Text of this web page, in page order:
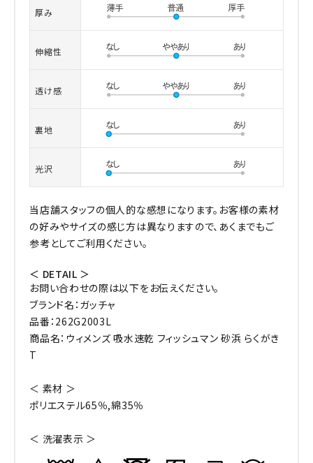
厚み
伸縮性
透け感
裏地
光沢
当店舗スタッフの個人的な感想になります。お客様の素材
の好みやサイズの感じ方は異なりますので、あくまでもご
参考としてご利用ください。
＜ DETAIL ＞
お問い合わせの際は以下をお伝えください。
ブランド名：ガッチャ
品番：262G2003L
商品名：ウィメンズ 吸水速乾 フィッシュマン 砂浜 らくがき
T
＜ 素材 ＞
ポリエステル65％,綿35％
＜ 洗濯表示 ＞